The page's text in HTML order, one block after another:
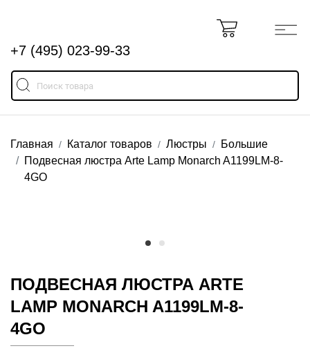
+7 (495) 023-99-33
Главная Каталог товаров Люстры
Большие
Подвесная люстра Arte Lamp Monarch A1199LM-8-
4GO
ПОДВЕСНАЯ ЛЮСТРА ARTE
LAMP MONARCH A1199LM-8-
4GO